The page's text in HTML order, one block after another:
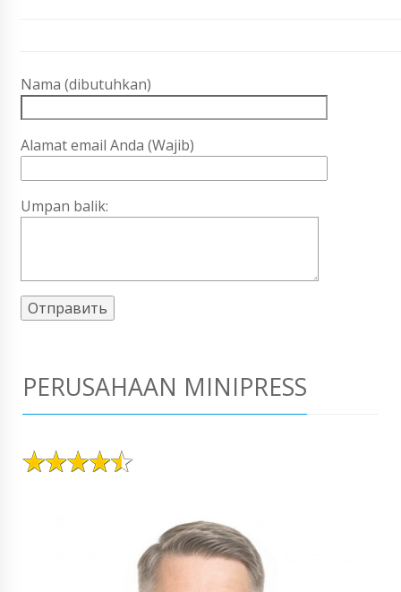
Nama (dibutuhkan)
Alamat email Anda (Wajib)
Umpan balik:
PERUSAHAAN MINIPRESS